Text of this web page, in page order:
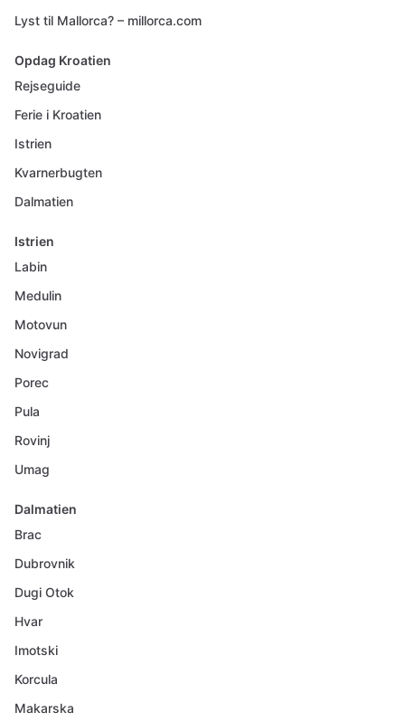
Lyst til Mallorca? – millorca.com
Opdag Kroatien
Rejseguide
Ferie i Kroatien
Istrien
Kvarnerbugten
Dalmatien
Istrien
Labin
Medulin
Motovun
Novigrad
Porec
Pula
Rovinj
Umag
Dalmatien
Brac
Dubrovnik
Dugi Otok
Hvar
Imotski
Korcula
Makarska